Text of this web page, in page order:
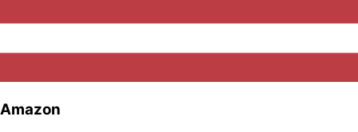
Amazon